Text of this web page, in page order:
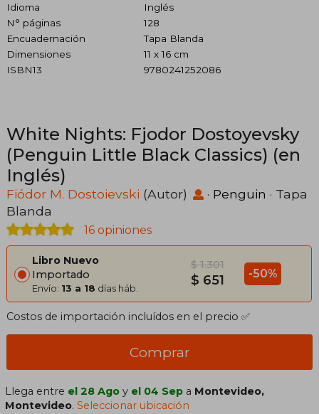
Idioma
Inglés
N° páginas
128
Encuadernación
Tapa Blanda
Dimensiones
11 x 16 cm
ISBN13
9780241252086
White Nights: Fjodor Dostoyevsky
(Penguin Little Black Classics) (en
Inglés)
Fiódor M. Dostoievski (Autor) · Penguin · Tapa
Blanda
16 opiniones
Libro Nuevo
Importado
Envío: 13 a 18 días háb.
$ 1.301
$ 651 -50%
Costos de importación incluídos en el precio ✅
Comprar
Llega entre el 28 Ago y el 04 Sep a Montevideo,
Montevideo.Seleccionar ubicación